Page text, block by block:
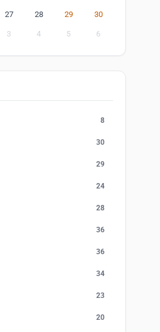
27 28 29 30
3 4 5 6
8
30
29
24
28
36
36
34
23
20